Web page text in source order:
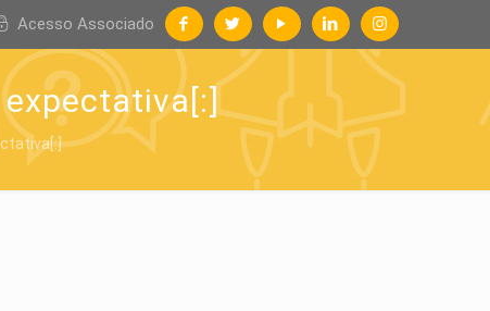
Acesso Associado